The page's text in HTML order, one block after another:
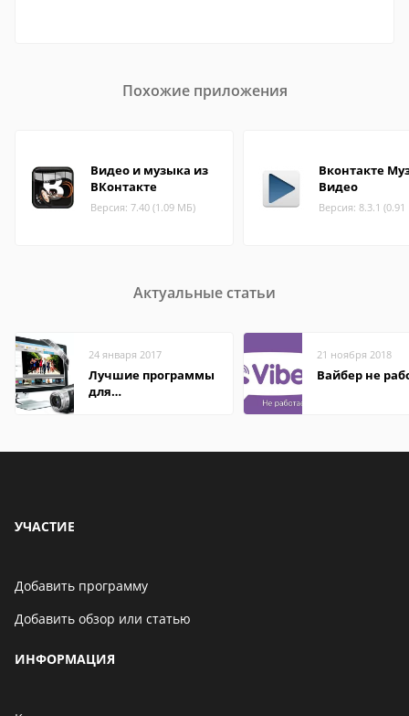
Похожие приложения
Видео и музыка из
ВКонтакте
Версия: 7.40 (1.09 МБ)
Вконтакте
Видео
Версия: 8.3.1
Актуальные статьи
24 января 2017
Лучшие программы
для
21 ноября 2018
Вайбер не
УЧАСТИЕ
Добавить программу
Добавить обзор или статью
ИНФОРМАЦИЯ